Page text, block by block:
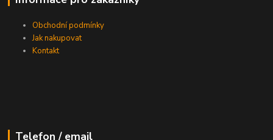
Obchodní podmínky
Jak nakupovat
Kontakt
Telefon / email